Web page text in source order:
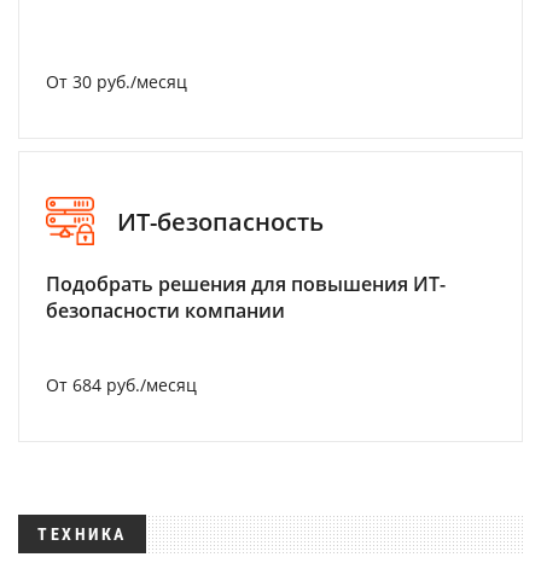
От 30 руб./месяц
ИТ-безопасность
Подобрать решения для повышения ИТ-
безопасности компании
От 684 руб./месяц
ТЕХНИКА